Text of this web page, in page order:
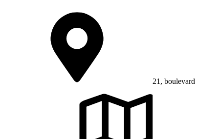
21, boulevard